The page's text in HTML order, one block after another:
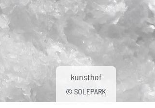
kunsthof
© SOLEPARK